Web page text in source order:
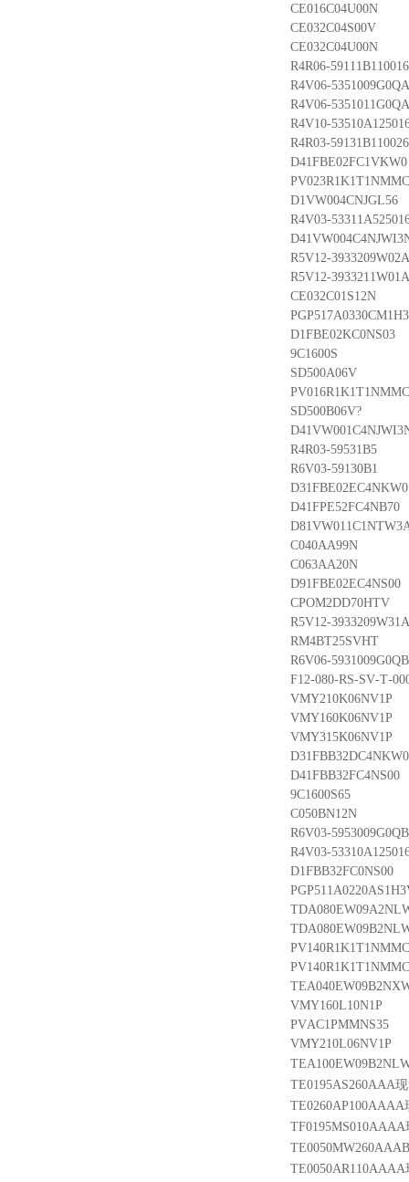
CE016C04U00N
CE032C04S00V
CE032C04U00N
R4R06-
R4V06-
R4V06-
R4V10-
R4R03-
D41FBE02FC1VKW0
PV023R1K1T1NMMC
D1VW004CNJGL56
R4V03-
R5V12-
R5V12-
CE032C01S12N
D1FBE02KC0NS03
9C1600S
SD500A06V
PV016R1K1T1NMMC
SD500B06V?
R4R03-59531B5
R6V03-59130B1
D31FBE02EC4NKW0
D41FPE52FC4NB70
C040AA99N
C063AA20N
D91FBE02EC4NS00
CPOM2DD70HTV
R5V12-
RM4BT25SVHT
R6V06-
F12-080-RS-SV-T-
VMY210K06NV1P
VMY160K06NV1P
VMY315K06NV1P
D31FBB32DC4NKW0
D41FBB32FC4NS00
9C1600S65
C050BN12N
R6V03-
R4V03-
D1FBB32FC0NS00
PV140R1K1T1NMMC
PV140R1K1T1NMMC
VMY160L10N1P
PVAC1PMMNS35
VMY210L06NV1P
TE0195AS260AAA
TE0260AP100AAAA
TF0195MS010AAAA
TE0050AR110AAAA